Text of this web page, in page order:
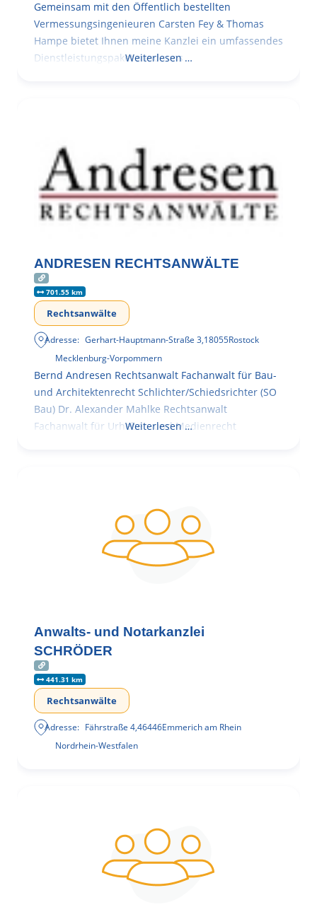
Gemeinsam mit den Öffentlich bestellten
Vermessungsingenieuren Carsten Fey & Thomas
Hampe bietet Ihnen meine Kanzlei ein umfassendes
Dienstleistungspaket rund ums
Weiterlesen …
ANDRESEN RECHTSANWÄLTE
701.55 km
Rechtsanwälte
Adresse: Gerhart-Hauptmann-Straße 3,18055Rostock
Mecklenburg-Vorpommern
Bernd Andresen Rechtsanwalt Fachanwalt für Bau-
und Architektenrecht Schlichter/Schiedsrichter (SO
Bau) Dr. Alexander Mahlke Rechtsanwalt
Fachanwalt für Urheber- und Medienrecht
Weiterlesen …
Anwalts- und Notarkanzlei
SCHRÖDER
441.31 km
Rechtsanwälte
Adresse: Fährstraße 4,46446Emmerich am Rhein
Nordrhein-Westfalen